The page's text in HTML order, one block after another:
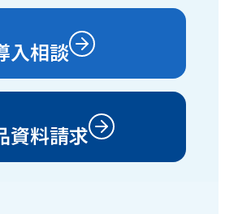
入相談
資料請求